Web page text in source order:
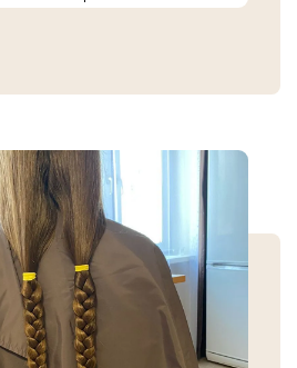
волосы
то косичку
в пакет или бумагу.
в салон «Банк